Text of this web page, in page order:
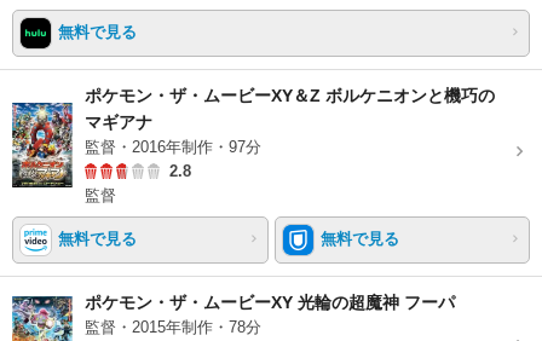
無料で見る
ポケモン・ザ・ムービーXY＆Z ボルケニオンと機巧の
マギアナ
監督・2016年制作・97分
2.8
監督
無料で見る 無料で見る
ポケモン・ザ・ムービーXY 光輪の超魔神 フーパ
監督・2015年制作・78分